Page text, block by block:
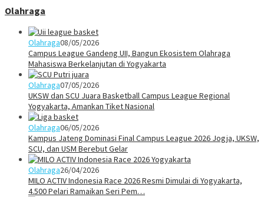
Olahraga
Olahraga08/05/2026
Campus League Gandeng UII, Bangun Ekosistem Olahraga
Mahasiswa Berkelanjutan di Yogyakarta
Olahraga07/05/2026
UKSW dan SCU Juara Basketball Campus League Regional
Yogyakarta, Amankan Tiket Nasional
Olahraga06/05/2026
Kampus Jateng Dominasi Final Campus League 2026 Jogja, UKSW,
SCU, dan USM Berebut Gelar
Olahraga26/04/2026
MILO ACTIV Indonesia Race 2026 Resmi Dimulai di Yogyakarta,
4.500 Pelari Ramaikan Seri Pem…